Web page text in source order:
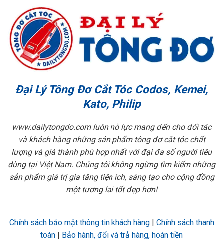
Đại Lý Tông Đơ Cắt Tóc Codos, Kemei,
Kato, Philip
www.dailytongdo.com luôn nỗ lực mang đến cho đối tác
và khách hàng những sản phẩm tông đơ cắt tóc chất
lượng và giá thành phù hợp nhất với đại đa số người tiêu
dùng tại Việt Nam. Chúng tôi không ngừng tìm kiếm những
sản phẩm giá trị gia tăng tiện ích, sáng tạo cho cộng đồng
một tương lai tốt đẹp hơn!
Chính sách bảo mật thông tin khách hàng| Chính sách thanh
toán | Bảo hành, đổi và trả hàng, hoàn tiền